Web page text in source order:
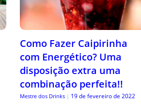
Como Fazer Caipirinha
com Energético? Uma
disposição extra uma
combinação perfeita!!
Mestre dos Drinks | 19 de fevereiro de 2022